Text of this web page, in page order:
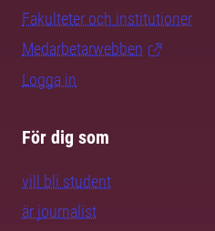
Fakulteter och institutioner
Medarbetarwebben
Logga in
För dig som
vill bli student
är journalist